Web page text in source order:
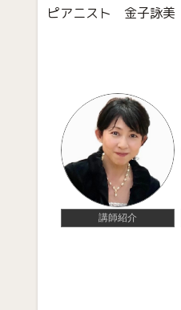
ピアニスト 金子詠美
講師紹介